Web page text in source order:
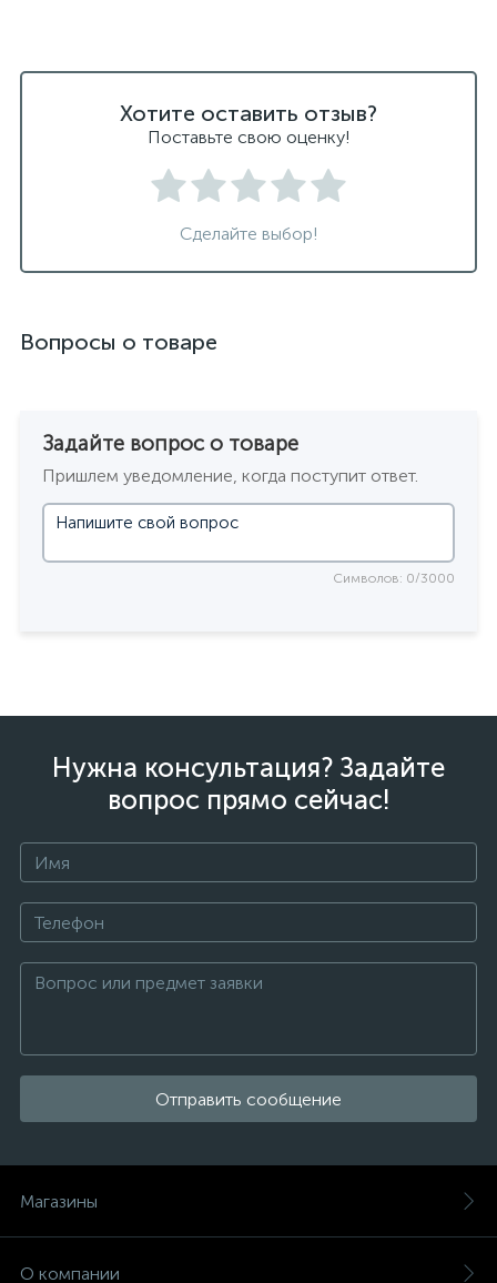
Хотите оставить отзыв?
Поставьте свою оценку!
Сделайте выбор!
Вопросы о товаре
Задайте вопрос о товаре
Пришлем уведомление, когда поступит ответ.
Символов: 0/3000
Нужна консультация? Задайте
вопрос прямо сейчас!
Отправить сообщение
Магазины
О компании